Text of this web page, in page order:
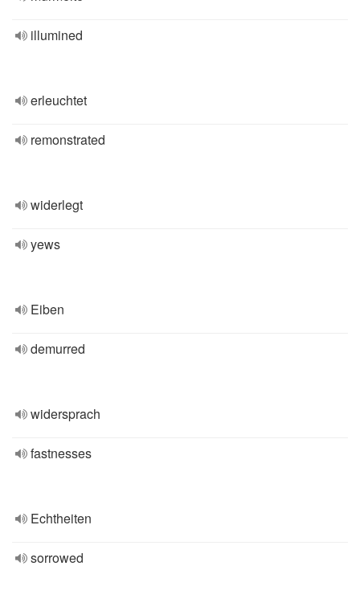
illumined
erleuchtet
remonstrated
widerlegt
yews
Eiben
demurred
widersprach
fastnesses
Echtheiten
sorrowed